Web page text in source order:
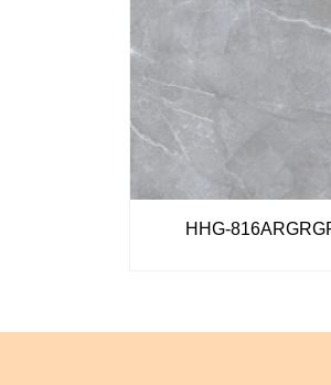
HHG-